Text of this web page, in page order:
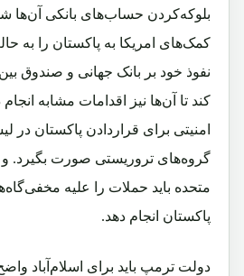
بلوکه‌کردن حساب‌های بانکی آن‌ها
کمک‌های امریکا به پاکستان را به
نفوذ خود بر بانک جهانی و صندوق
کند تا آن‌ها نیز اقدامات مشابه انجام
امنیتی برای قراردادن پاکستان
گروه‌های تروریستی صورت بگیرد. و
متحده باید حملات را علیه
پاکستان انجام دهد.
دولت ترمپ باید برای اسلام‌آباد